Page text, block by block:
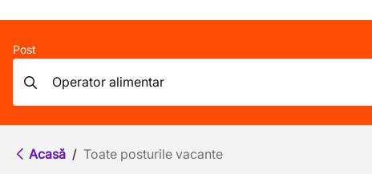
Post
Acasă / Toate posturile vacante